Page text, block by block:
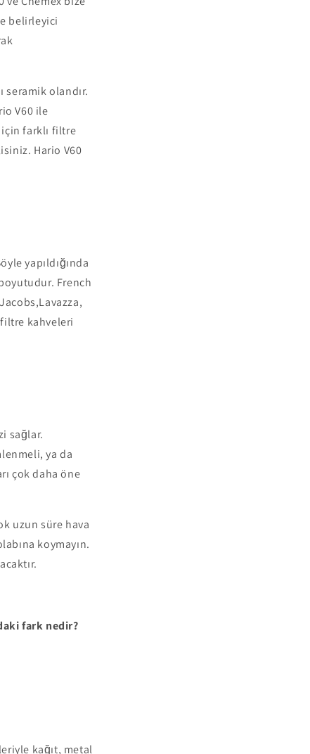
belirleyici
seramik olandır.
V60 ile
farklı filtre
Hario V60
yapıldığında
French
kahveleri
sağlar.
ya da
çok daha öne
uzun süre hava
koymayın.
fark nedir?
kağıt, metal